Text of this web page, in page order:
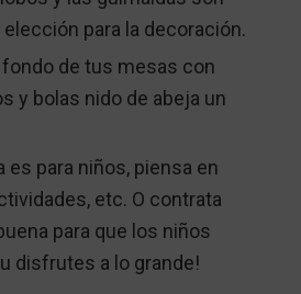
para la decoración.
de tus mesas con
y bolas nido de abeja un
es para niños, piensa en
etc. O contrata
para que los niños
disfrutes a lo grande!